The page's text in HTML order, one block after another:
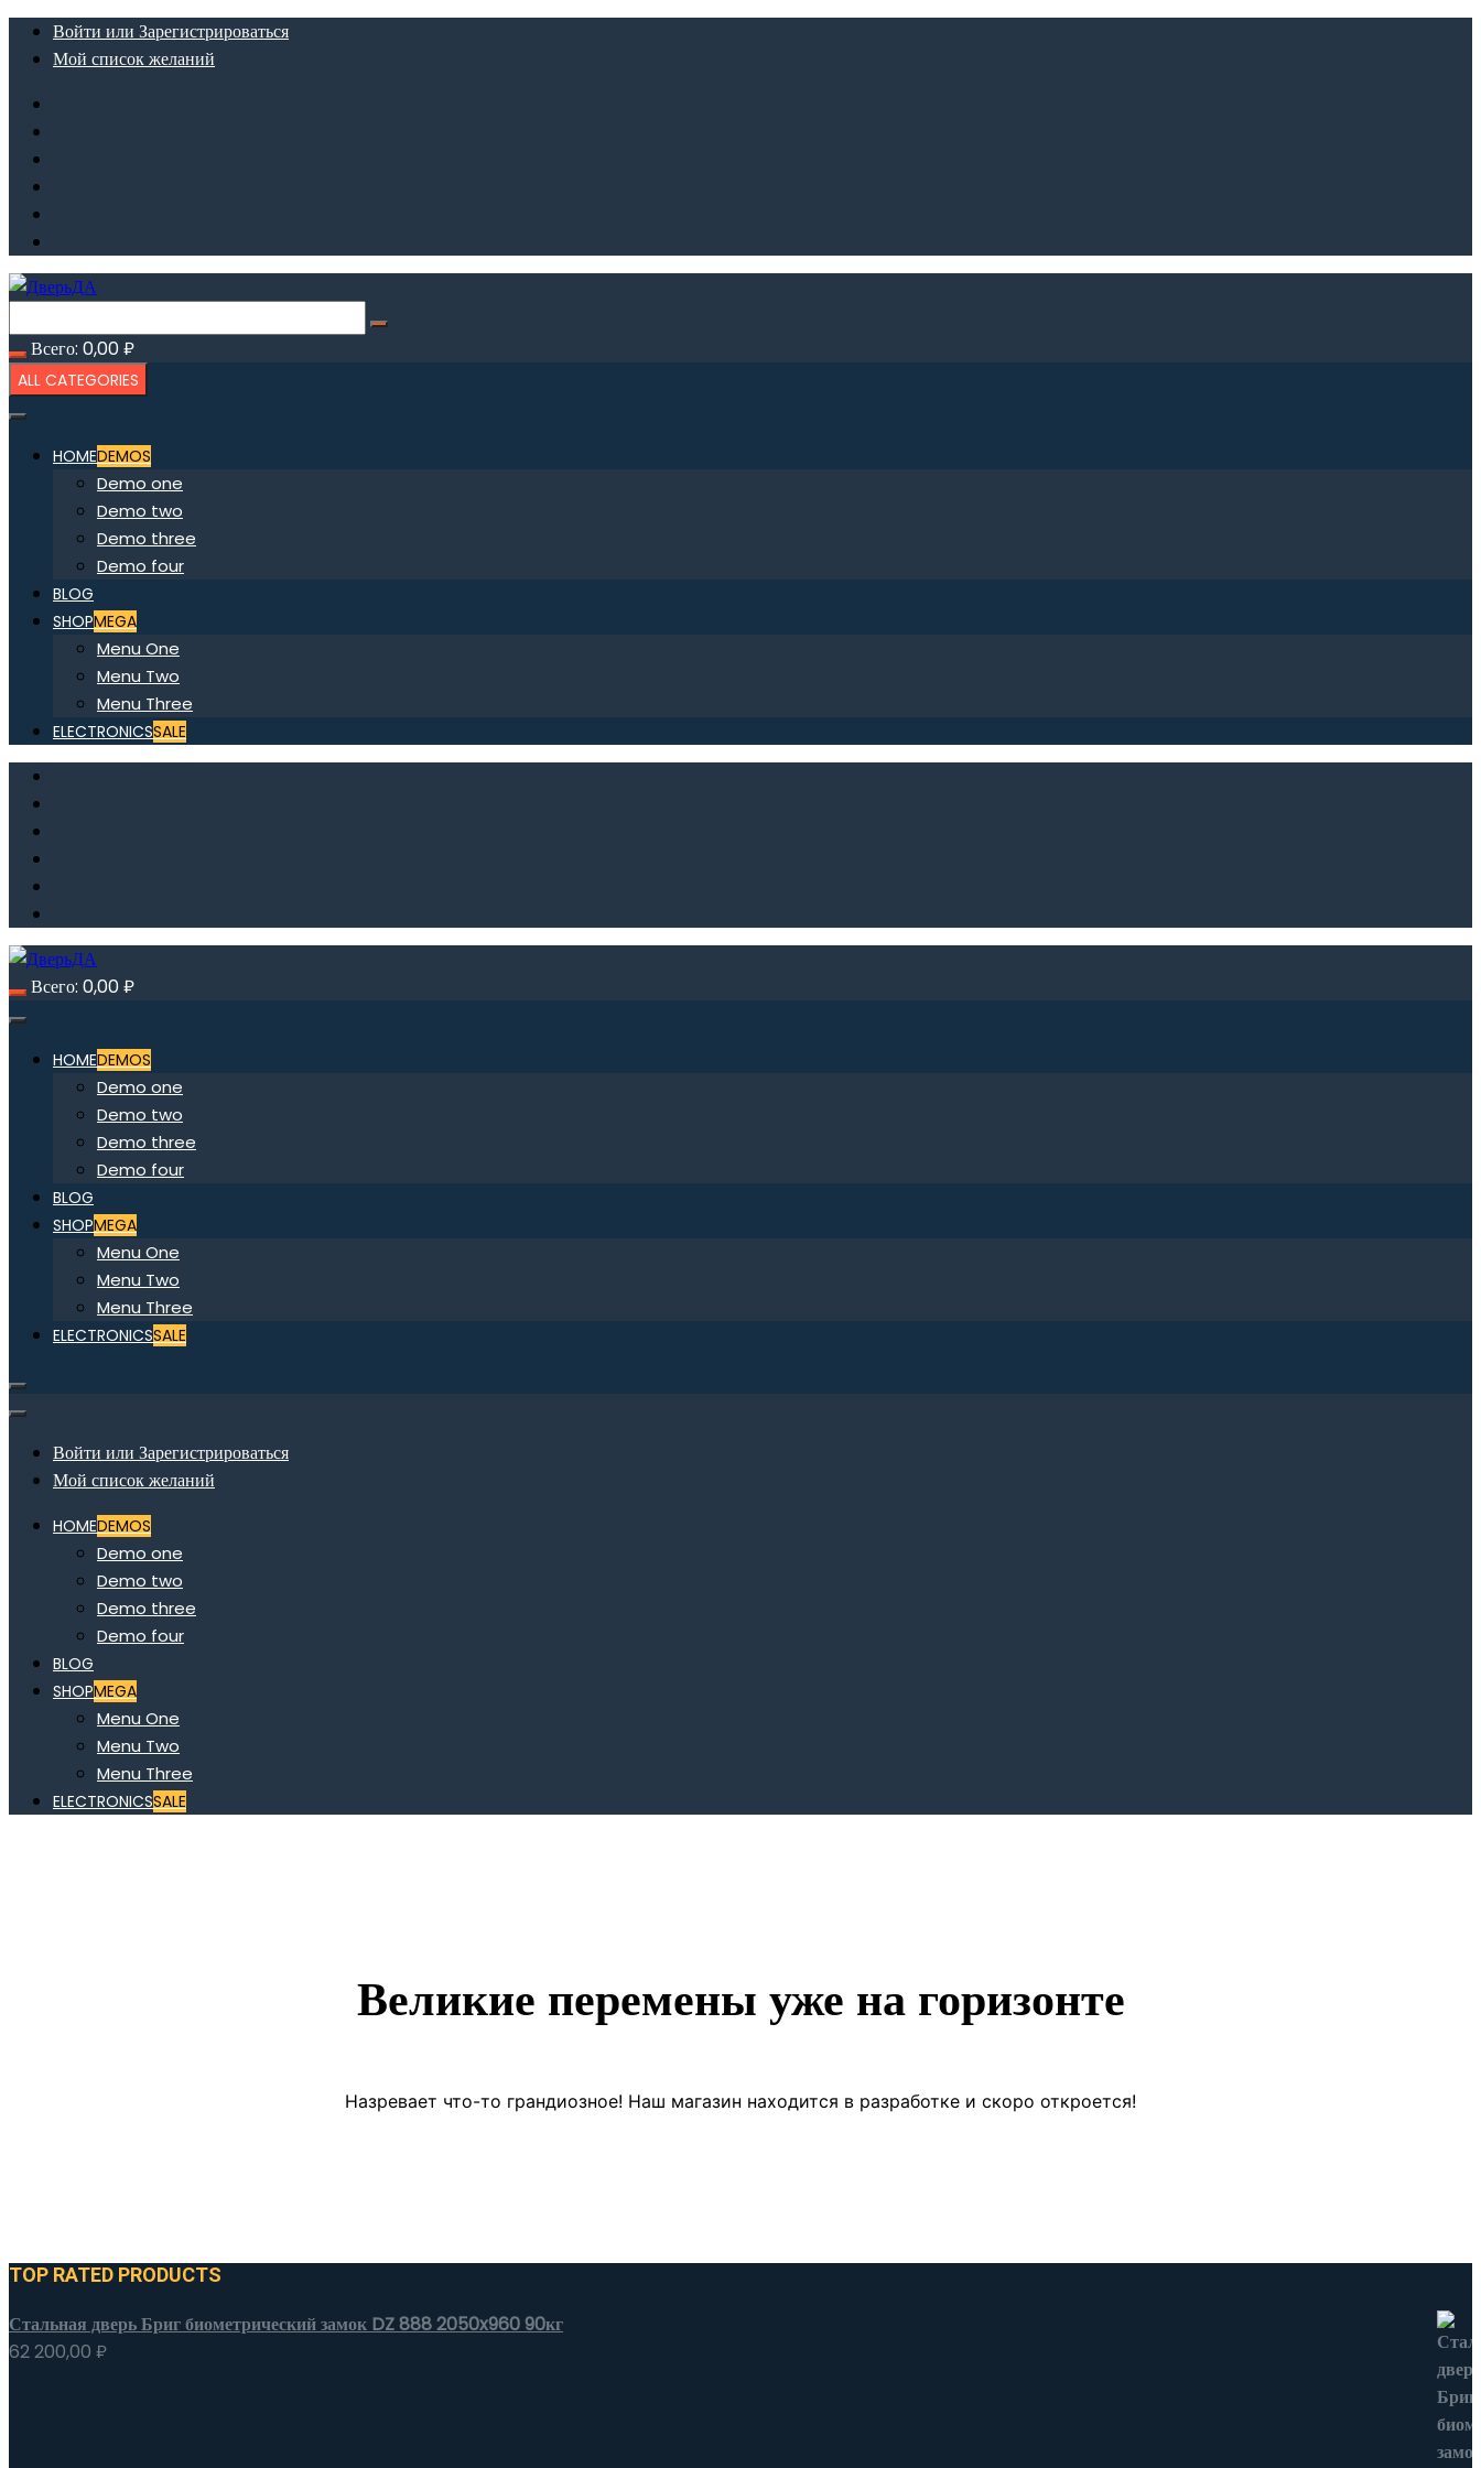
ПерейтиВойти или Зарегистрироваться
Мой список желаний
Всего: 0,00₽
ALL CATEGORIES
HOMEDEMOS
Demo one
Demo two
Demo three
Demo four
BLOG
SHOPMEGA
Menu One
Menu Two
Menu Three
ELECTRONICSSALE
Всего: 0,00₽
HOMEDEMOS
Demo one
Demo two
Demo three
Demo four
BLOG
SHOPMEGA
Menu One
Menu Two
Menu Three
ELECTRONICSSALE
Войти или Зарегистрироваться
Мой список желаний
HOMEDEMOS
Demo one
Demo two
Demo three
Demo four
BLOG
SHOPMEGA
Menu One
Menu Two
Menu Three
ELECTRONICSSALE
Великие перемены уже на горизонте
Назревает что-то грандиозное! Наш магазин находится в разработке и скоро откроется!
TOP RATED PRODUCTS
Стальная дверь Бриг биометрический замок DZ 888 2050x960 90кг
62 200,00 ₽